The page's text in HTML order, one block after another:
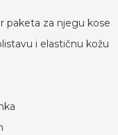
paketa za njegu kose
i elastičnu kožu